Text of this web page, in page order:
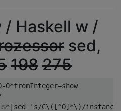
/ Haskell w /
sed,
198 275
O*fromInteger=show
's/C\([^O]*\)/